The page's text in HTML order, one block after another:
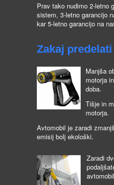
Prav tako nudimo 2-letno
sistem, 3-letno garancijo
kar 5-letno garancijo na
Zakaj
Manjša
motorja
doba.
Tišje in
motorja.
Avtomobil je zaradi
emisij bolj ekološki.
Zaradi